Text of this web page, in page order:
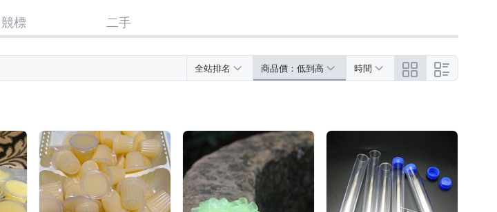
競標 二手
全站排名 商品價：低到高 時間